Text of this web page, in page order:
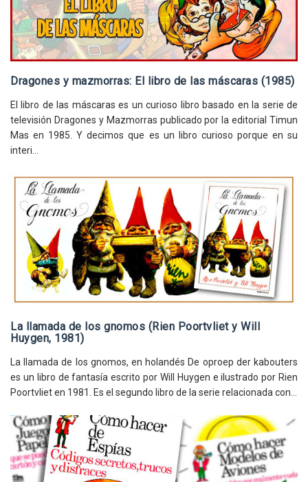
Dragones y mazmorras: El libro de las máscaras (1985)
El libro de las máscaras es un curioso libro basado en la serie de
televisión Dragones y Mazmorras publicado por la editorial Timun
Mas en 1985. Y decimos que es un libro curioso porque en su
interi...
La llamada de los gnomos (Rien Poortvliet y Will
Huygen, 1981)
La llamada de los gnomos, en holandés De oproep der kabouters
es un libro de fantasía escrito por Will Huygen e ilustrado por Rien
Poortvliet en 1981. Es el segundo libro de la serie relacionada con...